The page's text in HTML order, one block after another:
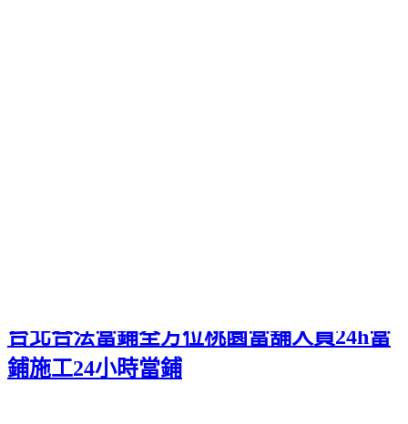
期:
台北合法當鋪全方位桃園當舖人員24h當
鋪施工24小時當鋪